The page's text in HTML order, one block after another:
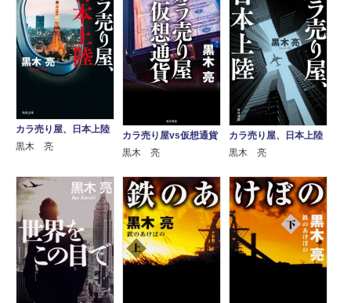
カラ売り屋、日本上陸
黒木 亮
カラ売り屋vs仮想通貨
黒木 亮
カラ売り屋、日本上陸
黒木 亮